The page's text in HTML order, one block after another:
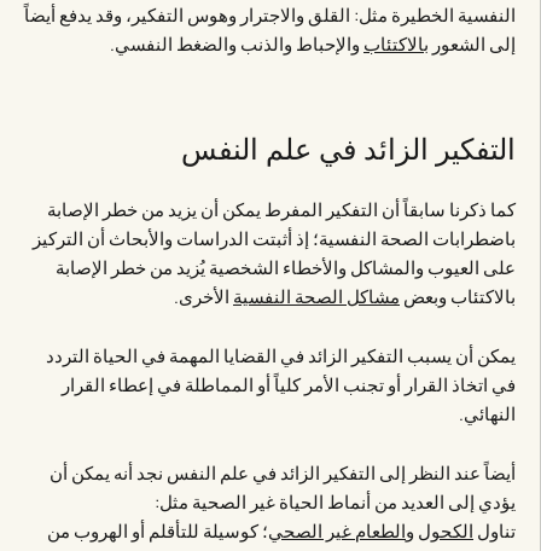
النفسية الخطيرة مثل: القلق والاجترار وهوس التفكير، وقد يدفع أيضاً
إلى الشعور بالاكتئاب والإحباط والذنب والضغط النفسي.
التفكير الزائد في علم النفس
كما ذكرنا سابقاً أن التفكير المفرط يمكن أن يزيد من خطر الإصابة
باضطرابات الصحة النفسية؛ إذ أثبتت الدراسات والأبحاث أن التركيز
على العيوب والمشاكل والأخطاء الشخصية يُزيد من خطر الإصابة
بالاكتئاب وبعض مشاكل الصحة النفسية الأخرى.
يمكن أن يسبب التفكير الزائد في القضايا المهمة في الحياة التردد
في اتخاذ القرار أو تجنب الأمر كلياً أو المماطلة في إعطاء القرار
النهائي.
أيضاً عند النظر إلى التفكير الزائد في علم النفس نجد أنه يمكن أن
يؤدي إلى العديد من أنماط الحياة غير الصحية مثل:
تناول الكحول والطعام غير الصحي؛ كوسيلة للتأقلم أو الهروب من